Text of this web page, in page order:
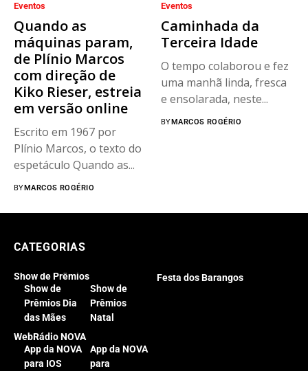
Eventos
Quando as
máquinas param,
de Plínio Marcos
com direção de
Kiko Rieser, estreia
em versão online
Escrito em 1967 por
Plínio Marcos, o texto do
espetáculo Quando as...
BYMARCOS ROGÉRIO
Eventos
Caminhada da
Terceira Idade
O tempo colaborou e fez
uma manhã linda, fresca
e ensolarada, neste...
BYMARCOS ROGÉRIO
CATEGORIAS
Show de Prêmios
Show de
Prêmios Dia
das Mães
Show de
Prêmios
Natal
Festa dos Barangos
WebRádio NOVA
App da NOVA
para IOS
App da NOVA
para